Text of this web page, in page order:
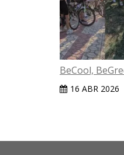
BeCool,
16 ABR 2026